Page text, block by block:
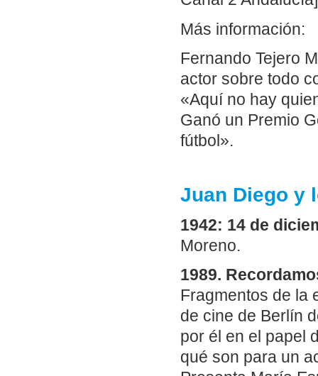
Más información:
Fernando Tejero
actor sobre todo
«Aquí no hay
Ganó un Premio
fútbol».
Juan Diego y
1942: 14 de
Moreno.
1989.
Fragmentos de la
de cine de Berlín
por él en el papel
qué son para un